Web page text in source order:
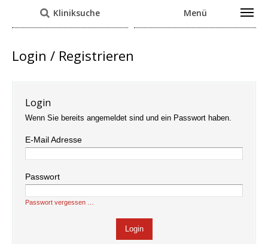
Kliniksuche Menü
Login / Registrieren
Login
Wenn Sie bereits angemeldet sind und ein Passwort haben.
E-Mail Adresse
Passwort
Passwort vergessen …